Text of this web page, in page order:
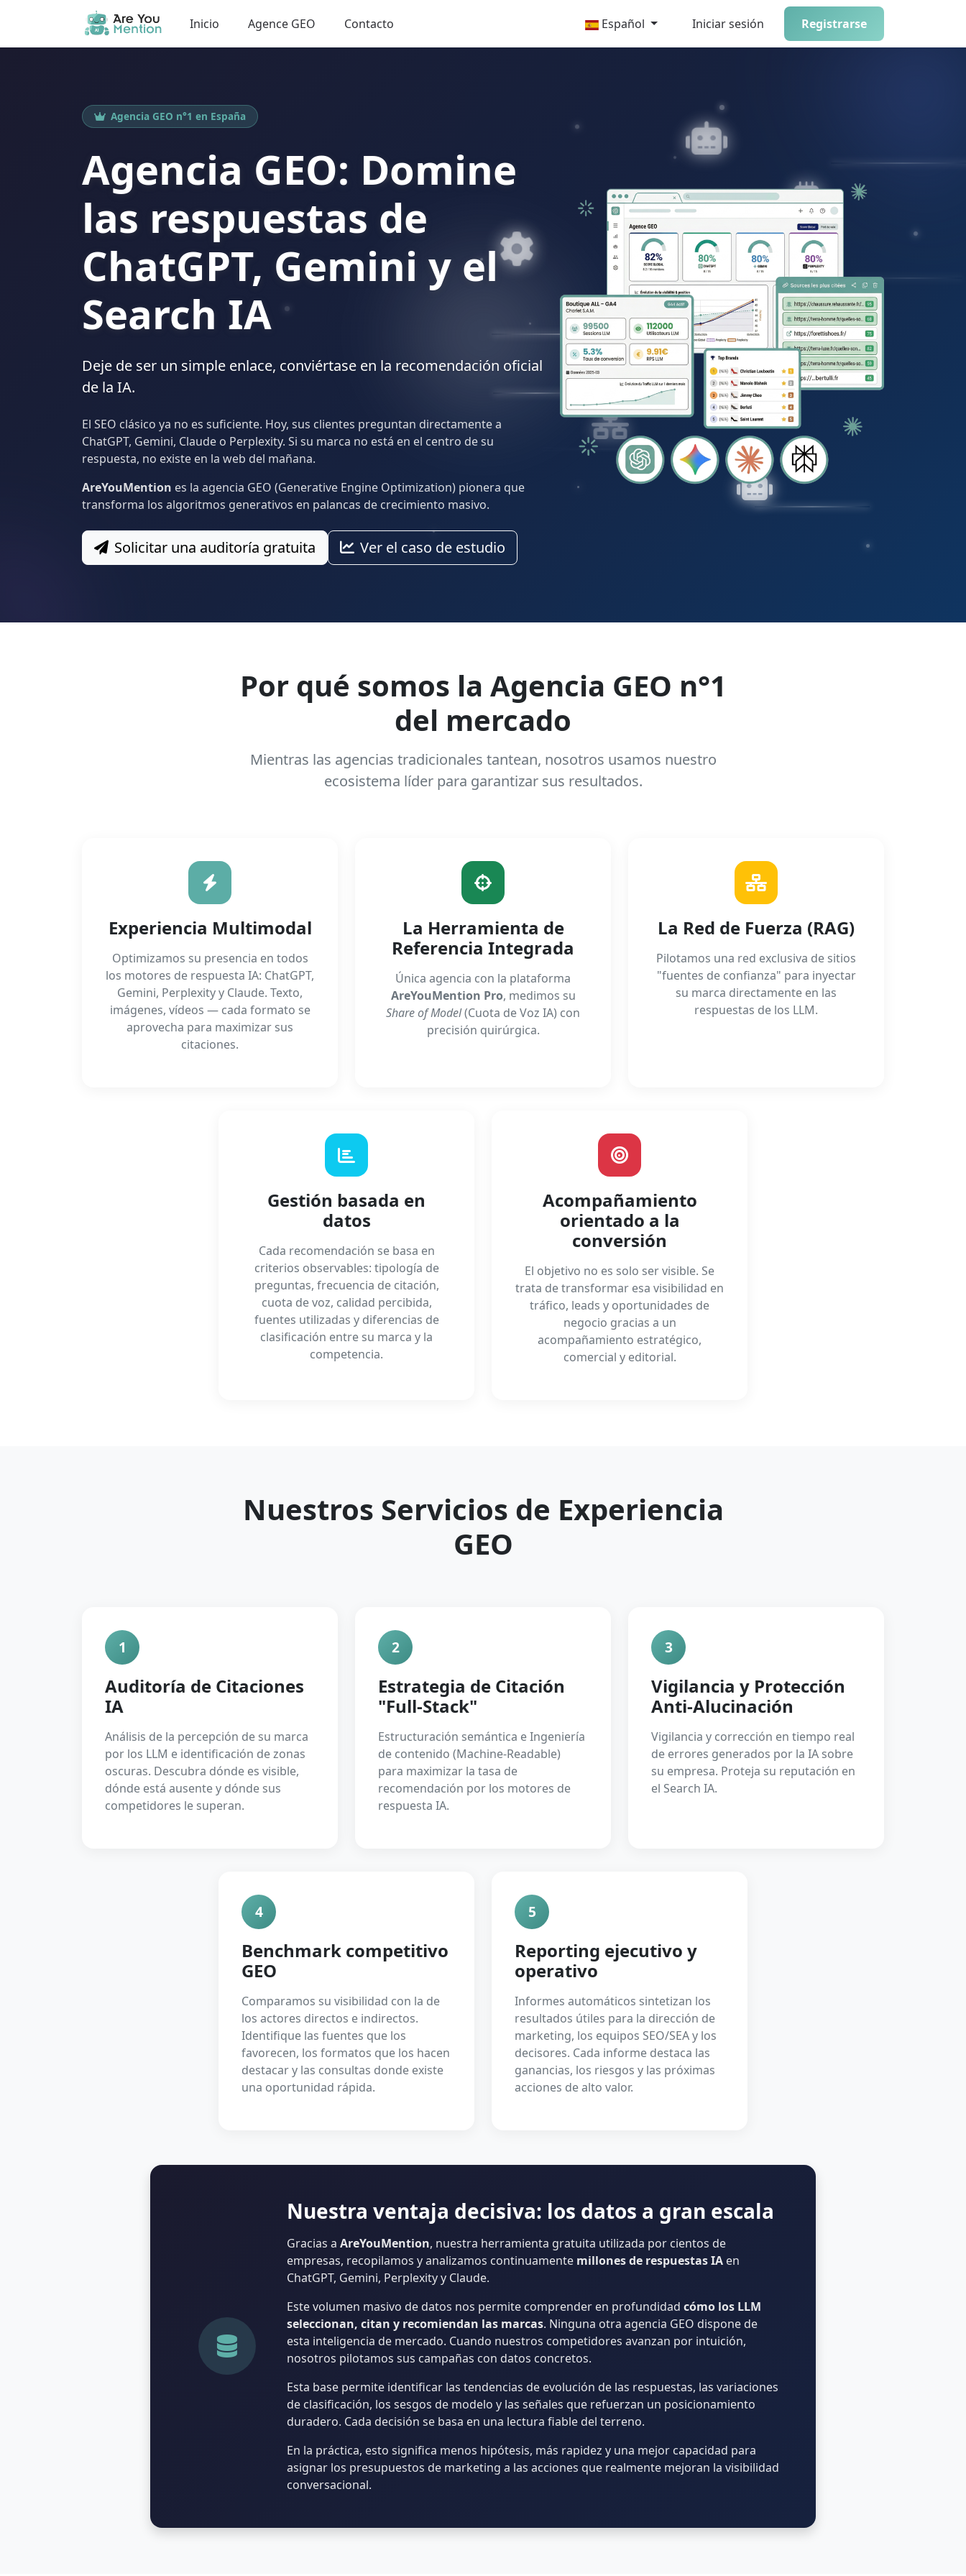
Inicio Agence GEO Contacto Español Iniciar sesión Registrarse
Agencia GEO n°1 en España
Agencia GEO: Domine
las respuestas de
ChatGPT, Gemini y el
Search IA
Deje de ser un simple enlace, conviértase en la recomendación oficial
de la IA.
El SEO clásico ya no es suficiente. Hoy, sus clientes preguntan directamente a
ChatGPT, Gemini, Claude o Perplexity. Si su marca no está en el centro de su
respuesta, no existe en la web del mañana.
AreYouMention es la agencia GEO (Generative Engine Optimization) pionera que
transforma los algoritmos generativos en palancas de crecimiento masivo.
Solicitar una auditoría gratuita Ver el caso de estudio
Por qué somos la Agencia GEO n°1
del mercado
Mientras las agencias tradicionales tantean, nosotros usamos nuestro
ecosistema líder para garantizar sus resultados.
Experiencia Multimodal
Optimizamos su presencia en todos
los motores de respuesta IA: ChatGPT,
Gemini, Perplexity y Claude. Texto,
imágenes, vídeos — cada formato se
aprovecha para maximizar sus
citaciones.
La Herramienta de
Referencia Integrada
Única agencia con la plataforma
AreYouMention Pro, medimos su
Share of Model(Cuota de Voz IA) con
precisión quirúrgica.
La Red de Fuerza (RAG)
Pilotamos una red exclusiva de sitios
"fuentes de confianza" para inyectar
su marca directamente en las
respuestas de los LLM.
Gestión basada en
datos
Cada recomendación se basa en
criterios observables: tipología de
preguntas, frecuencia de citación,
cuota de voz, calidad percibida,
fuentes utilizadas y diferencias de
clasificación entre su marca y la
competencia.
Acompañamiento
orientado a la
conversión
El objetivo no es solo ser visible. Se
trata de transformar esa visibilidad en
tráfico, leads y oportunidades de
negocio gracias a un
acompañamiento estratégico,
comercial y editorial.
Nuestros Servicios de Experiencia
GEO
1
Auditoría de Citaciones
IA
Análisis de la percepción de su marca
por los LLM e identificación de zonas
oscuras. Descubra dónde es visible,
dónde está ausente y dónde sus
competidores le superan.
2
Estrategia de Citación
"Full-Stack"
Estructuración semántica e Ingeniería
de contenido (Machine-Readable)
para maximizar la tasa de
recomendación por los motores de
respuesta IA.
3
Vigilancia y Protección
Anti-Alucinación
Vigilancia y corrección en tiempo real
de errores generados por la IA sobre
su empresa. Proteja su reputación en
el Search IA.
4
Benchmark competitivo
GEO
Comparamos su visibilidad con la de
los actores directos e indirectos.
Identifique las fuentes que los
favorecen, los formatos que los hacen
destacar y las consultas donde existe
una oportunidad rápida.
5
Reporting ejecutivo y
operativo
Informes automáticos sintetizan los
resultados útiles para la dirección de
marketing, los equipos SEO/SEA y los
decisores. Cada informe destaca las
ganancias, los riesgos y las próximas
acciones de alto valor.
Nuestra ventaja decisiva: los datos a gran escala
Gracias aAreYouMention, nuestra herramienta gratuita utilizada por cientos de
empresas, recopilamos y analizamos continuamente millones de respuestas IA en
ChatGPT, Gemini, Perplexity y Claude.
Este volumen masivo de datos nos permite comprender en profundidadcómo los LLM
seleccionan, citan y recomiendan las marcas. Ninguna otra agencia GEO dispone de
esta inteligencia de mercado. Cuando nuestros competidores avanzan por intuición,
nosotros pilotamos sus campañas con datos concretos.
Esta base permite identificar las tendencias de evolución de las respuestas, las variaciones
de clasificación, los sesgos de modelo y las señales que refuerzan un posicionamiento
duradero. Cada decisión se basa en una lectura fiable del terreno.
En la práctica, esto significa menos hipótesis, más rapidez y una mejor capacidad para
asignar los presupuestos de marketing a las acciones que realmente mejoran la visibilidad
conversacional.